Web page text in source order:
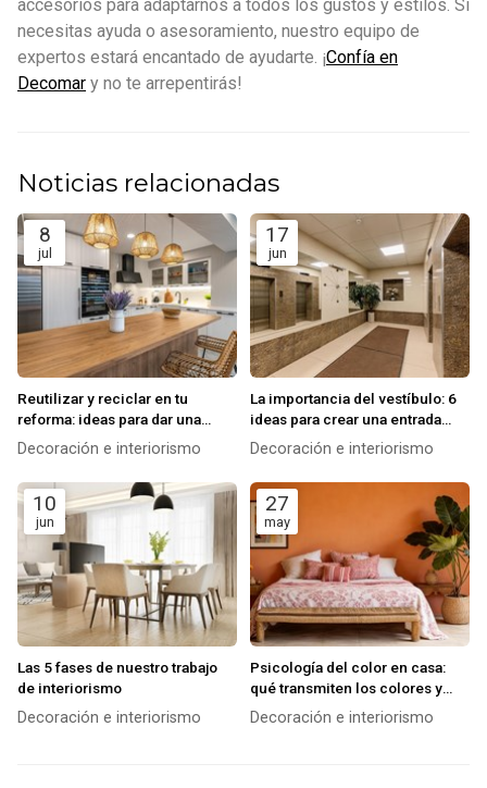
accesorios para adaptarnos a todos los gustos y estilos. Si
necesitas ayuda o asesoramiento, nuestro equipo de
expertos estará encantado de ayudarte. ¡Confía en
Decomar y no te arrepentirás!
Noticias relacionadas
8
jul
Reutilizar y reciclar en tu
reforma: ideas para dar una
segunda vida a materiales y
Decoración e interiorismo
17
jun
La importancia del vestíbulo: 6
ideas para crear una entrada
impactante
Decoración e interiorismo
10
jun
Las 5 fases de nuestro trabajo
de interiorismo
Decoración e interiorismo
27
may
Psicología del color en casa:
qué transmiten los colores y
cómo usarlos en cada
Decoración e interiorismo